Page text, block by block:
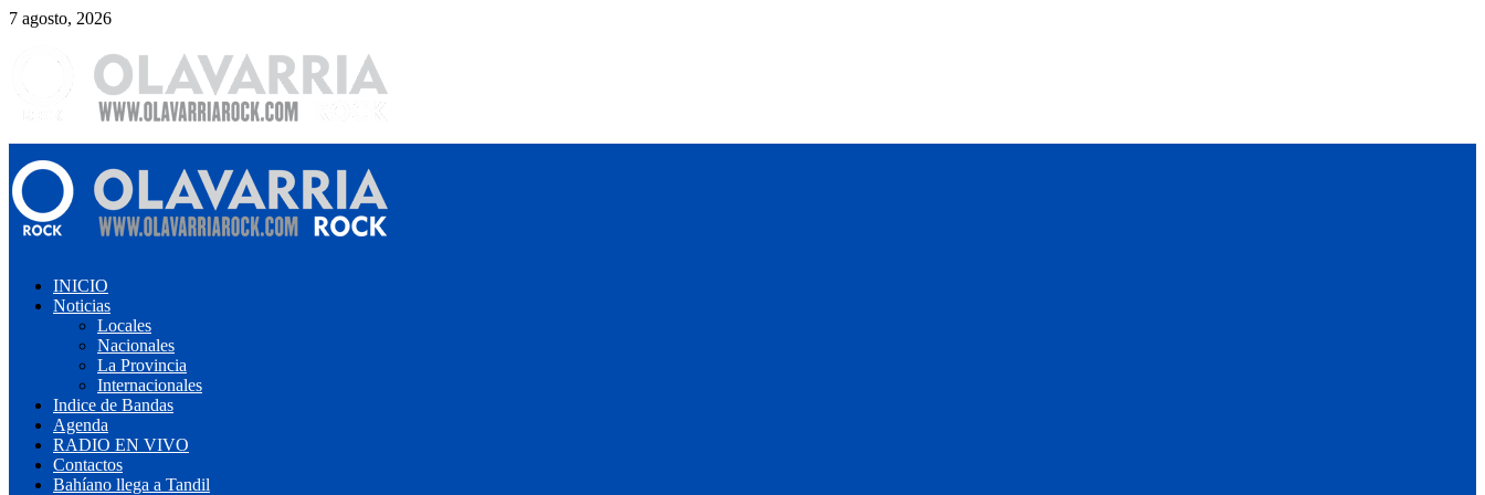
Saltar
contenido
7 agosto, 2026
primario
INICIO
Noticias
Locales
Nacionales
La Provincia
Internacionales
Indice de Bandas
Agenda
RADIO EN VIVO
Contactos
Bahíano llega a Tandil